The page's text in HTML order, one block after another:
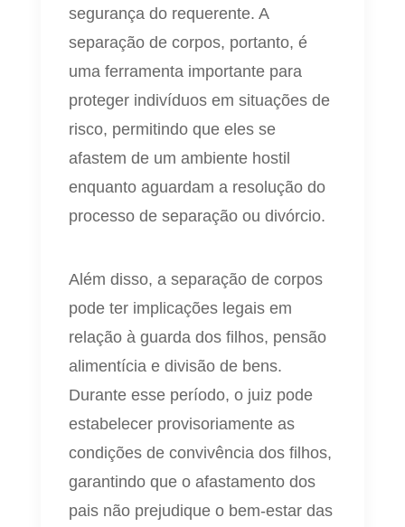
segurança do requerente. A
separação de corpos, portanto, é
uma ferramenta importante para
proteger indivíduos em situações de
risco, permitindo que eles se
afastem de um ambiente hostil
enquanto aguardam a resolução do
processo de separação ou divórcio.
Além disso, a separação de corpos
pode ter implicações legais em
relação à guarda dos filhos, pensão
alimentícia e divisão de bens.
Durante esse período, o juiz pode
estabelecer provisoriamente as
condições de convivência dos filhos,
garantindo que o afastamento dos
pais não prejudique o bem-estar das